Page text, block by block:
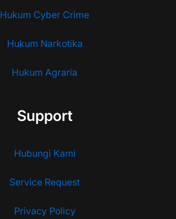
Hukum Cyber Crime
Hukum Narkotika
Hukum Agraria
Support
Hubungi Kami
Service Request
Privacy Policy